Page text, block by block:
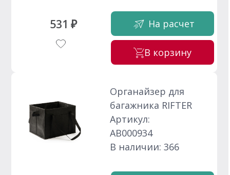
531 ₽ На расчет
В корзину
Органайзер для
багажника RIFTER
Артикул:
АВ000934
В наличии: 366